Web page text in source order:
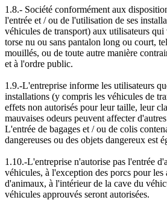
1.8.- Société conformément aux
l'entrée et / ou de l'utilisation de ses
véhicules de transport) aux utilisateurs
torse nu ou sans pantalon long ou court,
mouillés, ou de toute autre manière
et à l'ordre public.
1.9.-L'entreprise informe les utilisateurs
installations (y compris les véhicules de
effets non autorisés pour leur taille, leur
mauvaises odeurs peuvent affecter
L'entrée de bagages et / ou de colis
dangereuses ou des objets dangereux est
1.10.-L'entreprise n'autorise pas l'entrée
véhicules, à l'exception des porcs pour les
d'animaux, à l'intérieur de la cave du
véhicules approuvés seront autorisées.